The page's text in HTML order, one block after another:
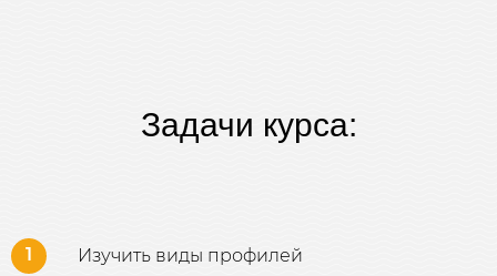
Задачи курса:
1 Изучить виды профилей